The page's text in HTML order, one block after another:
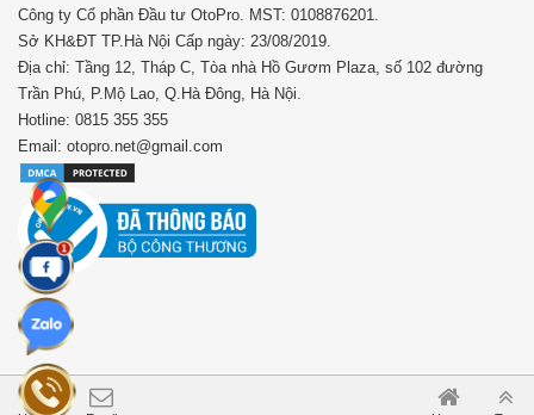
Công ty Cổ phần Đầu tư OtoPro. MST: 0108876201.
Sở KH&ĐT TP.Hà Nội Cấp ngày: 23/08/2019.
Địa chỉ: Tầng 12, Tháp C, Tòa nhà Hồ Gươm Plaza, số 102 đường
Trần Phú, P.Mộ Lao, Q.Hà Đông, Hà Nội.
Hotline: 0815 355 355
Email: otopro.net@gmail.com